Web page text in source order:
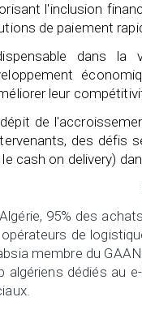
l'inclusion
de paiement
dans la
leur
de
des défis
le cash on delivery)
95% des
de
membre du
algériens dédiés au